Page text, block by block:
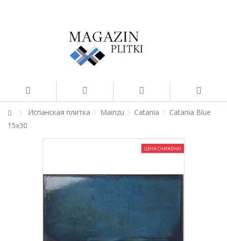
Испанская плитка Mainzu Catania
Catania Blue
15x30
ЦЕНА СНИЖЕНА!